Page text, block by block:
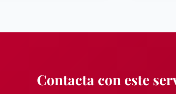
Contacta con este